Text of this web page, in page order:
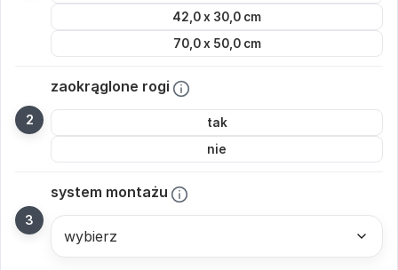
42,0 x 30,0 cm
70,0 x 50,0 cm
zaokrąglone rogi
tak
nie
system montażu